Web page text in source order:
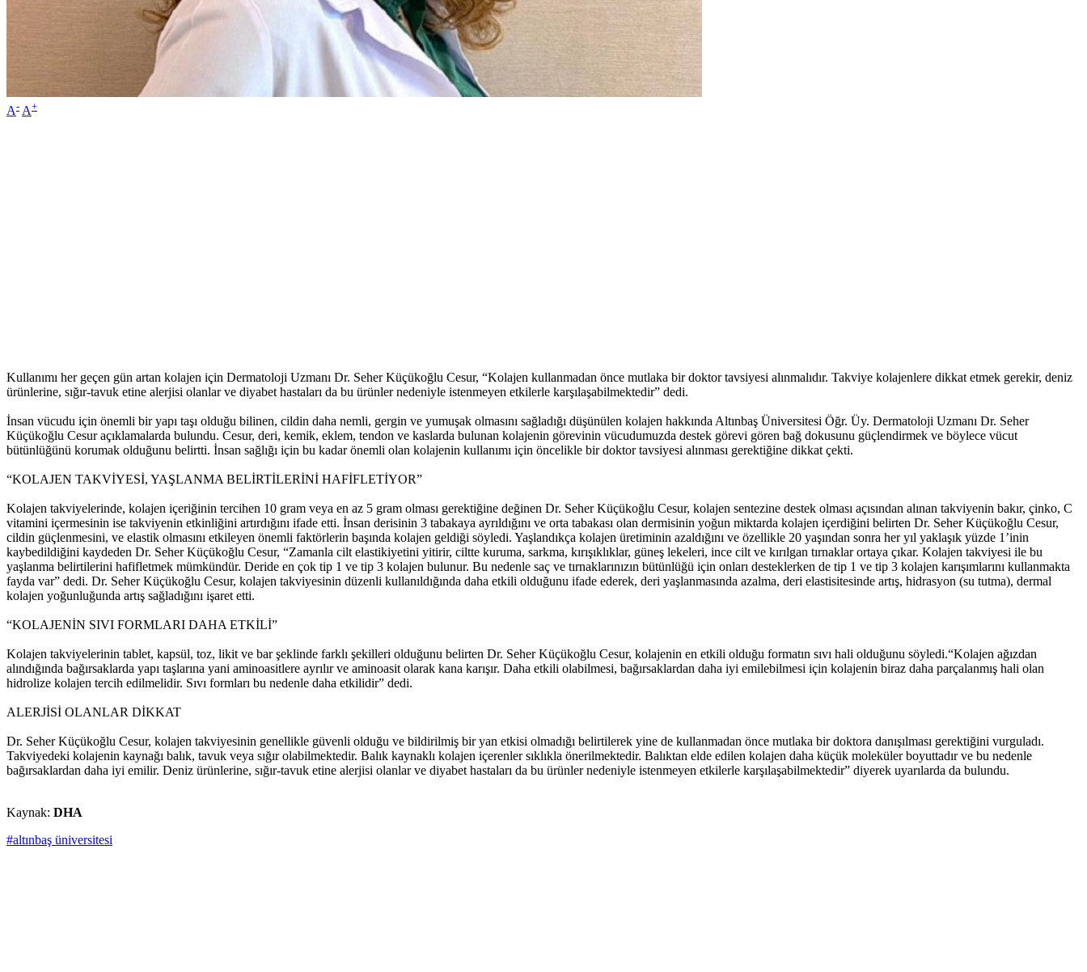
A- A+
Kullanımı her geçen gün artan kolajen için Dermatoloji Uzmanı Dr. Seher Küçükoğlu Cesur, “Kolajen kullanmadan önce mutlaka bir doktor tavsiyesi alınmalıdır. Takviye kolajenlere dikkat etmek gerekir, deniz
ürünlerine, sığır-tavuk etine alerjisi olanlar ve diyabet hastaları da bu ürünler nedeniyle istenmeyen etkilerle karşılaşabilmektedir” dedi.
İnsan vücudu için önemli bir yapı taşı olduğu bilinen, cildin daha nemli, gergin ve yumuşak olmasını sağladığı düşünülen kolajen hakkında Altınbaş Üniversitesi Öğr. Üy. Dermatoloji Uzmanı Dr. Seher
Küçükoğlu Cesur açıklamalarda bulundu. Cesur, deri, kemik, eklem, tendon ve kaslarda bulunan kolajenin görevinin vücudumuzda destek görevi gören bağ dokusunu güçlendirmek ve böylece vücut
bütünlüğünü korumak olduğunu belirtti. İnsan sağlığı için bu kadar önemli olan kolajenin kullanımı için öncelikle bir doktor tavsiyesi alınması gerektiğine dikkat çekti.
“KOLAJEN TAKVİYESİ, YAŞLANMA BELİRTİLERİNİ HAFİFLETİYOR”
Kolajen takviyelerinde, kolajen içeriğinin tercihen 10 gram veya en az 5 gram olması gerektiğine değinen Dr. Seher Küçükoğlu Cesur, kolajen sentezine destek olması açısından alınan takviyenin bakır, çinko, C
vitamini içermesinin ise takviyenin etkinliğini artırdığını ifade etti. İnsan derisinin 3 tabakaya ayrıldığını ve orta tabakası olan dermisinin yoğun miktarda kolajen içerdiğini belirten Dr. Seher Küçükoğlu Cesur,
cildin güçlenmesini, ve elastik olmasını etkileyen önemli faktörlerin başında kolajen geldiği söyledi. Yaşlandıkça kolajen üretiminin azaldığını ve özellikle 20 yaşından sonra her yıl yaklaşık yüzde 1’inin
kaybedildiğini kaydeden Dr. Seher Küçükoğlu Cesur, “Zamanla cilt elastikiyetini yitirir, ciltte kuruma, sarkma, kırışıklıklar, güneş lekeleri, ince cilt ve kırılgan tırnaklar ortaya çıkar. Kolajen takviyesi ile bu
yaşlanma belirtilerini hafifletmek mümkündür. Deride en çok tip 1 ve tip 3 kolajen bulunur. Bu nedenle saç ve tırnaklarınızın bütünlüğü için onları desteklerken de tip 1 ve tip 3 kolajen karışımlarını kullanmakta
fayda var” dedi. Dr. Seher Küçükoğlu Cesur, kolajen takviyesinin düzenli kullanıldığında daha etkili olduğunu ifade ederek, deri yaşlanmasında azalma, deri elastisitesinde artış, hidrasyon (su tutma), dermal
kolajen yoğunluğunda artış sağladığını işaret etti.
“KOLAJENİN SIVI FORMLARI DAHA ETKİLİ”
Kolajen takviyelerinin tablet, kapsül, toz, likit ve bar şeklinde farklı şekilleri olduğunu belirten Dr. Seher Küçükoğlu Cesur, kolajenin en etkili olduğu formatın sıvı hali olduğunu söyledi.“Kolajen ağızdan
alındığında bağırsaklarda yapı taşlarına yani aminoasitlere ayrılır ve aminoasit olarak kana karışır. Daha etkili olabilmesi, bağırsaklardan daha iyi emilebilmesi için kolajenin biraz daha parçalanmış hali olan
hidrolize kolajen tercih edilmelidir. Sıvı formları bu nedenle daha etkilidir” dedi.
ALERJİSİ OLANLAR DİKKAT
Dr. Seher Küçükoğlu Cesur, kolajen takviyesinin genellikle güvenli olduğu ve bildirilmiş bir yan etkisi olmadığı belirtilerek yine de kullanmadan önce mutlaka bir doktora danışılması gerektiğini vurguladı.
Takviyedeki kolajenin kaynağı balık, tavuk veya sığır olabilmektedir. Balık kaynaklı kolajen içerenler sıklıkla önerilmektedir. Balıktan elde edilen kolajen daha küçük moleküler boyuttadır ve bu nedenle
bağırsaklardan daha iyi emilir. Deniz ürünlerine, sığır-tavuk etine alerjisi olanlar ve diyabet hastaları da bu ürünler nedeniyle istenmeyen etkilerle karşılaşabilmektedir” diyerek uyarılarda da bulundu.
Kaynak: DHA
#altınbaş üniversitesi